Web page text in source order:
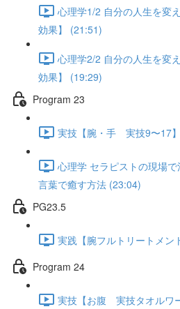
心理学1/2 自分の人生を変
効果】 (21:51)
心理学2/2 自分の人生を変
効果】 (19:29)
Program 23
実技【腕・手 実技9〜17
心理学 セラピストの現場で
言葉で癒す方法 (23:04)
PG23.5
実践【腕フルトリートメン
Program 24
実技【お腹 実技タオルワ